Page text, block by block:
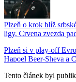
Plzeň o krok blíž
ligy. Crvena zvezda
Plzeň si v play-off
Hapoel Beer-Sheva a
Tento článek byl